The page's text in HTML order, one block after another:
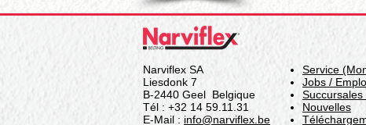
Narviflex SA
Liesdonk 7
B-2440 Geel Belgique
Tél : +32 14 59.11.31
E-Mail : info@narviflex.be
Service
Jobs /
Succursales
Nouvelles